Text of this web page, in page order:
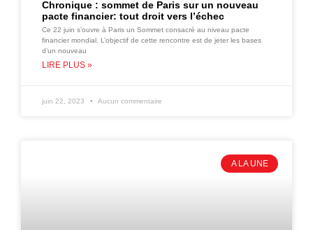
Chronique : sommet de Paris sur un nouveau
pacte financier: tout droit vers l’échec
Ce 22 juin s’ouvre à Paris un Sommet consacré au niveau pacte
financier mondial. L’objectif de cette rencontre est de jeter les bases
d’un nouveau
LIRE PLUS »
juin 22, 2023 Aucun commentaire
A LA UNE